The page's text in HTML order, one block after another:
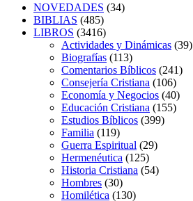
NOVEDADES (34)
BIBLIAS (485)
LIBROS (3416)
Actividades y Dinámicas (39)
Biografías (113)
Comentarios Bíblicos (241)
Consejería Cristiana (106)
Economía y Negocios (40)
Educación Cristiana (155)
Estudios Bíblicos (399)
Familia (119)
Guerra Espiritual (29)
Hermenéutica (125)
Historia Cristiana (54)
Hombres (30)
Homilética (130)